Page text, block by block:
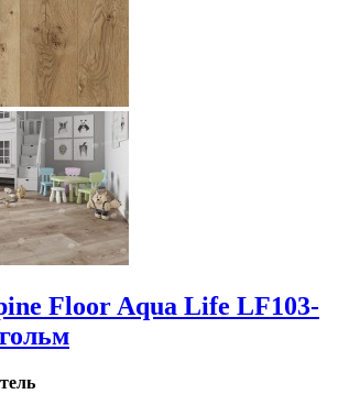
Floor Aqua Life LF103-